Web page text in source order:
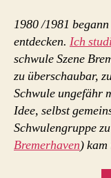
1980 /1981
entdecken. Ich
schwule Szene
zu überschaubar,
Schwule ungefähr
Idee, selbst
Schwulengruppe
Bremerhaven)